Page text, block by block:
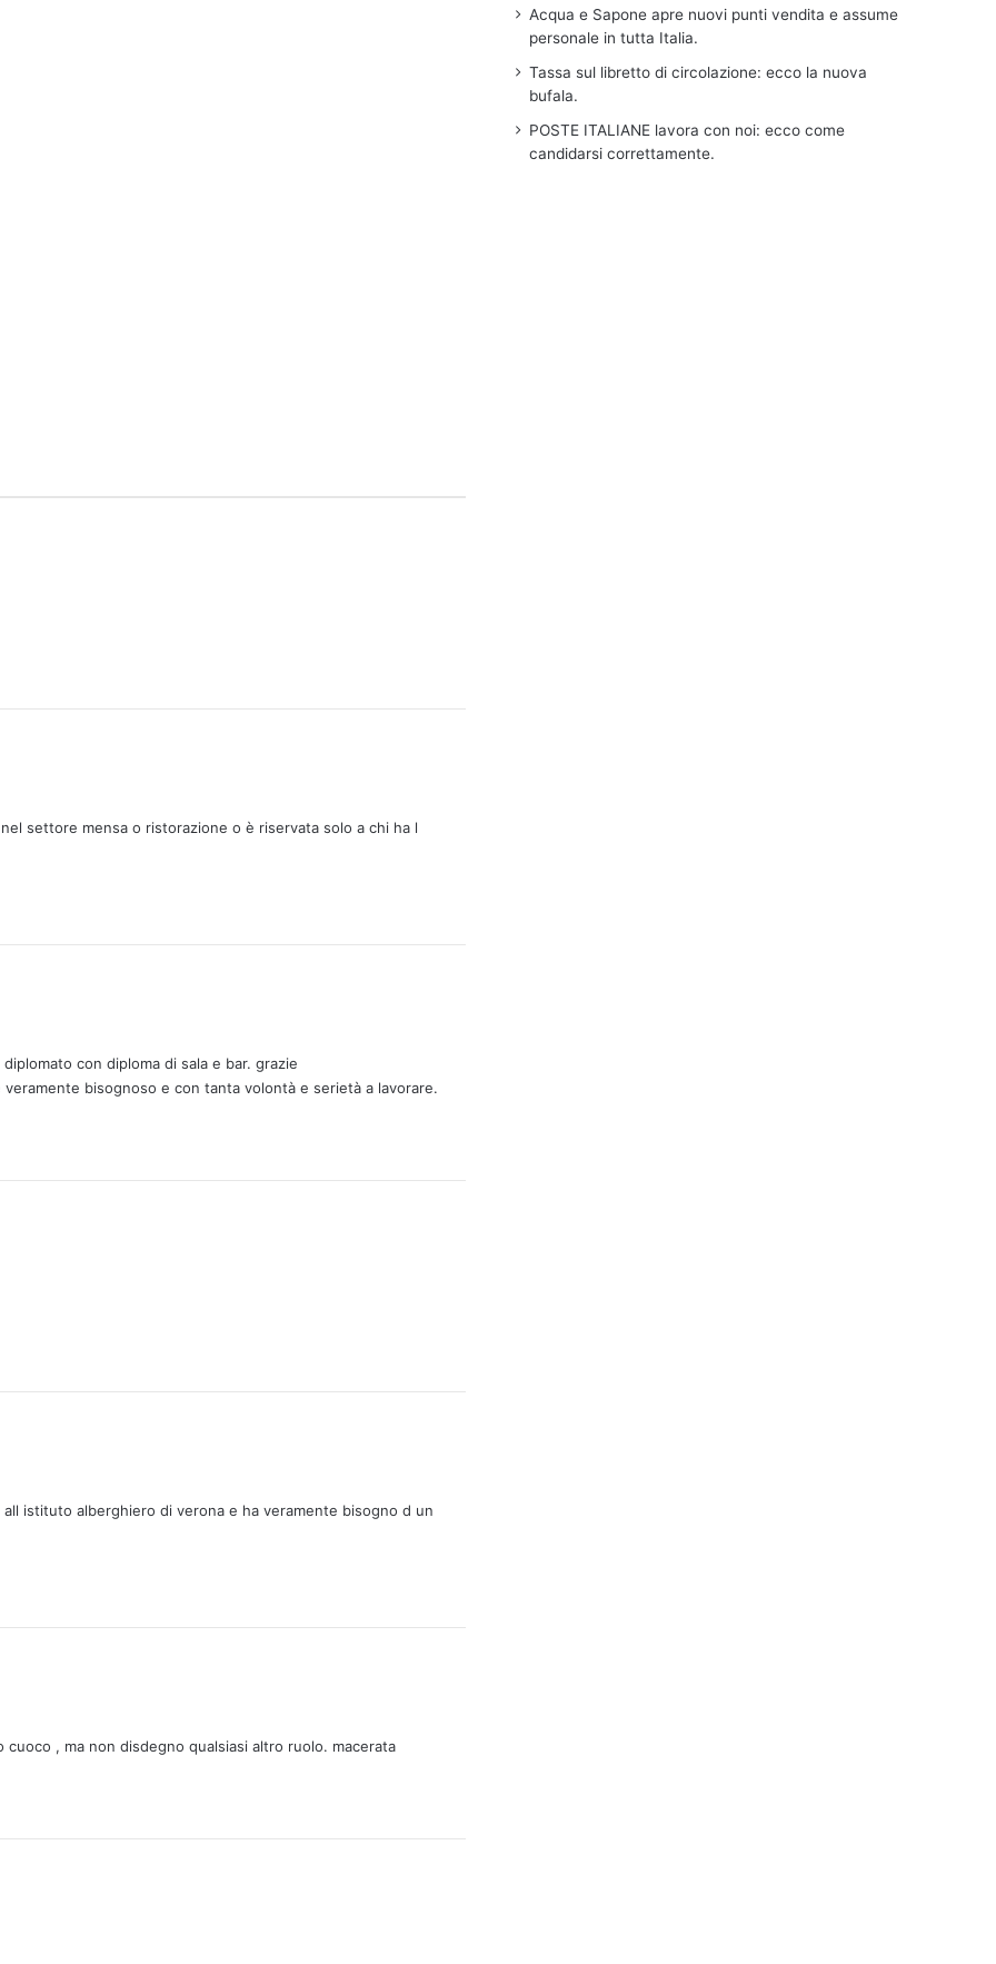
settore mensa o ristorazione o è riservata solo a chi ha l
con diploma di sala e bar. grazie
bisognoso e con tanta volontà e serietà a lavorare.
istituto alberghiero di verona e ha veramente bisogno d un
, ma non disdegno qualsiasi altro ruolo. macerata
Acqua e Sapone apre nuovi punti vendita e assume
personale in tutta Italia.
Tassa sul libretto di circolazione: ecco la nuova
bufala.
POSTE ITALIANE lavora con noi: ecco come
candidarsi correttamente.